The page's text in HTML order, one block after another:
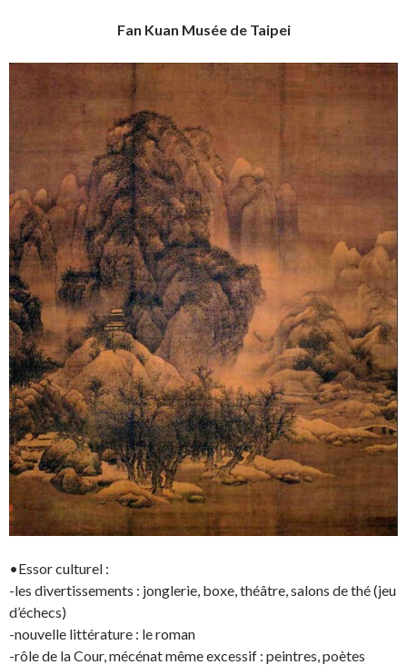
Fan Kuan Musée de Taipei
•Essor culturel :
-les divertissements : jonglerie, boxe, théâtre, salons de thé (jeu
d’échecs)
-nouvelle littérature : le roman
-rôle de la Cour, mécénat même excessif : peintres, poètes